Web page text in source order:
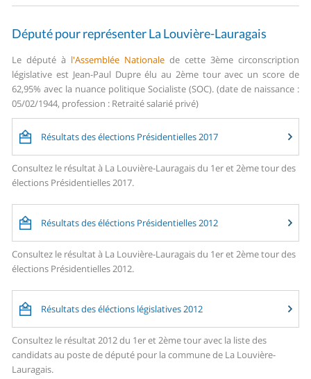
Député pour représenter La Louvière-Lauragais
Le député à l'Assemblée Nationale de cette 3ème circonscription
législative est Jean-Paul Dupre élu au 2ème tour avec un score de
62,95% avec la nuance politique Socialiste (SOC). (date de naissance :
05/02/1944, profession : Retraité salarié privé)
Résultats des élections Présidentielles 2017
Consultez le résultat à La Louvière-Lauragais du 1er et 2ème tour des
élections Présidentielles 2017.
Résultats des éléctions Présidentielles 2012
Consultez le résultat à La Louvière-Lauragais du 1er et 2ème tour des
élections Présidentielles 2012.
Résultats des éléctions législatives 2012
Consultez le résultat 2012 du 1er et 2ème tour avec la liste des
candidats au poste de député pour la commune de La Louvière-
Lauragais.